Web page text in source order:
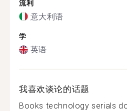
流利
意大利语
学
英语
我喜欢谈论的话题
Books technology serials